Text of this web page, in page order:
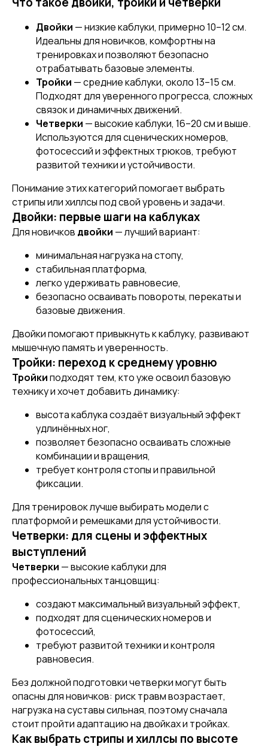
Двойки — низкие каблуки, примерно 10–12 см.
Идеальны для новичков, комфортны на
тренировках и позволяют безопасно
отрабатывать базовые элементы.
Тройки — средние каблуки, около 13–15 см.
Подходят для уверенного прогресса, сложных
связок и динамичных движений.
Четверки — высокие каблуки, 16–20 см и выше.
Используются для сценических номеров,
фотосессий и эффектных трюков, требуют
развитой техники и устойчивости.
Понимание этих категорий помогает выбрать
стрипы или хиллсы под свой уровень и задачи.
Двойки: первые шаги на каблуках
Для новичков двойки — лучший вариант:
минимальная нагрузка на стопу,
стабильная платформа,
легко удерживать равновесие,
безопасно осваивать повороты, перекаты и
базовые движения.
Двойки помогают привыкнуть к каблуку, развивают
мышечную память и уверенность.
Тройки: переход к среднему уровню
Тройкиподходят тем, кто уже освоил базовую
технику и хочет добавить динамику:
высота каблука создаёт визуальный эффект
удлинённых ног,
позволяет безопасно осваивать сложные
комбинации и вращения,
требует контроля стопы и правильной
фиксации.
Для тренировок лучше выбирать модели с
платформой и ремешками для устойчивости.
Четверки: для сцены и эффектных
выступлений
Четверки — высокие каблуки для
профессиональных танцовщиц:
создают максимальный визуальный эффект,
подходят для сценических номеров и
фотосессий,
требуют развитой техники и контроля
равновесия.
Без должной подготовки четверки могут быть
опасны для новичков: риск травм возрастает,
нагрузка на суставы сильная, поэтому сначала
стоит пройти адаптацию на двойках и тройках.
Как выбрать стрипы и хиллсы по высоте
[ DISCOUNTS ]
АКЦИИ